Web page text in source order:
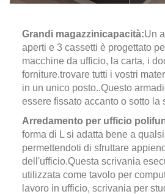
Grandi magazzinicapacità:Un
aperti e 3 cassetti è progettato
macchine da ufficio, la carta, i
forniture.trovare tutti i vostri
in un unico posto..Questo
essere fissato accanto o sotto la
Arredamento per ufficio
forma di L si adatta bene a
permettendoti di sfruttare
dell'ufficio.Questa scrivania
utilizzata come tavolo per
lavoro in ufficio, scrivania per